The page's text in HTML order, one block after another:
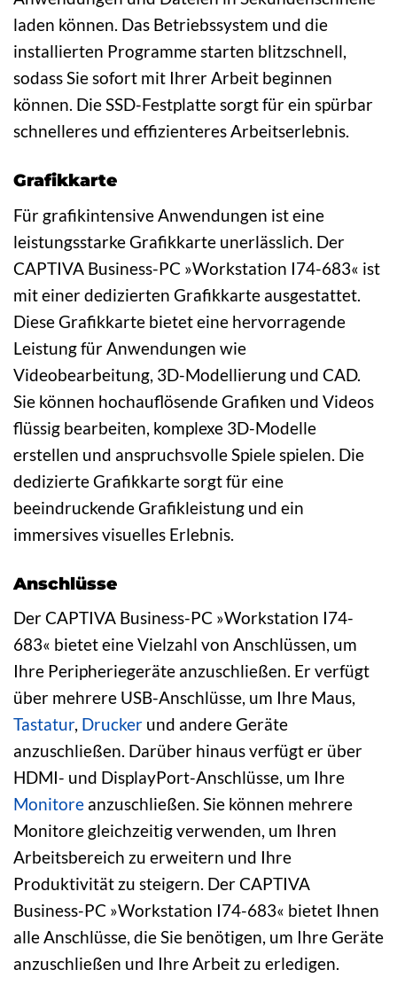
laden können. Das Betriebssystem und die
installierten Programme starten blitzschnell,
sodass Sie sofort mit Ihrer Arbeit beginnen
können. Die SSD-Festplatte sorgt für ein spürbar
schnelleres und effizienteres Arbeitserlebnis.
Grafikkarte
Für grafikintensive Anwendungen ist eine
leistungsstarke Grafikkarte unerlässlich. Der
CAPTIVA Business-PC »Workstation I74-683« ist
mit einer dedizierten Grafikkarte ausgestattet.
Diese Grafikkarte bietet eine hervorragende
Leistung für Anwendungen wie
Videobearbeitung, 3D-Modellierung und CAD.
Sie können hochauflösende Grafiken und Videos
flüssig bearbeiten, komplexe 3D-Modelle
erstellen und anspruchsvolle Spiele spielen. Die
dedizierte Grafikkarte sorgt für eine
beeindruckende Grafikleistung und ein
immersives visuelles Erlebnis.
Anschlüsse
Der CAPTIVA Business-PC »Workstation I74-
683« bietet eine Vielzahl von Anschlüssen, um
Ihre Peripheriegeräte anzuschließen. Er verfügt
über mehrere USB-Anschlüsse, um Ihre Maus,
Tastatur, Drucker und andere Geräte
anzuschließen. Darüber hinaus verfügt er über
HDMI- und DisplayPort-Anschlüsse, um Ihre
Monitore anzuschließen. Sie können mehrere
Monitore gleichzeitig verwenden, um Ihren
Arbeitsbereich zu erweitern und Ihre
Produktivität zu steigern. Der CAPTIVA
Business-PC »Workstation I74-683« bietet Ihnen
alle Anschlüsse, die Sie benötigen, um Ihre Geräte
anzuschließen und Ihre Arbeit zu erledigen.